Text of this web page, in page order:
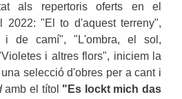
als repertoris oferts en el
2022: "El to d'aquest terreny",
i de camí", "L'ombra, el sol,
i altres flors", iniciem la
selecció d'obres per a cant i
amb el títol "Es lockt mich das